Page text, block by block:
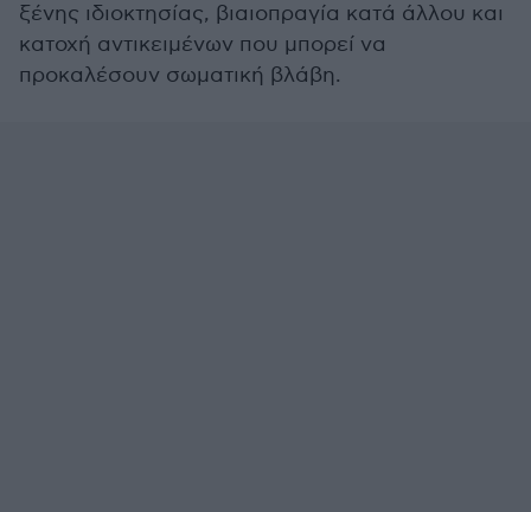
ξένης ιδιοκτησίας, βιαιοπραγία κατά άλλου και
κατοχή αντικειμένων που μπορεί να
προκαλέσουν σωματική βλάβη.